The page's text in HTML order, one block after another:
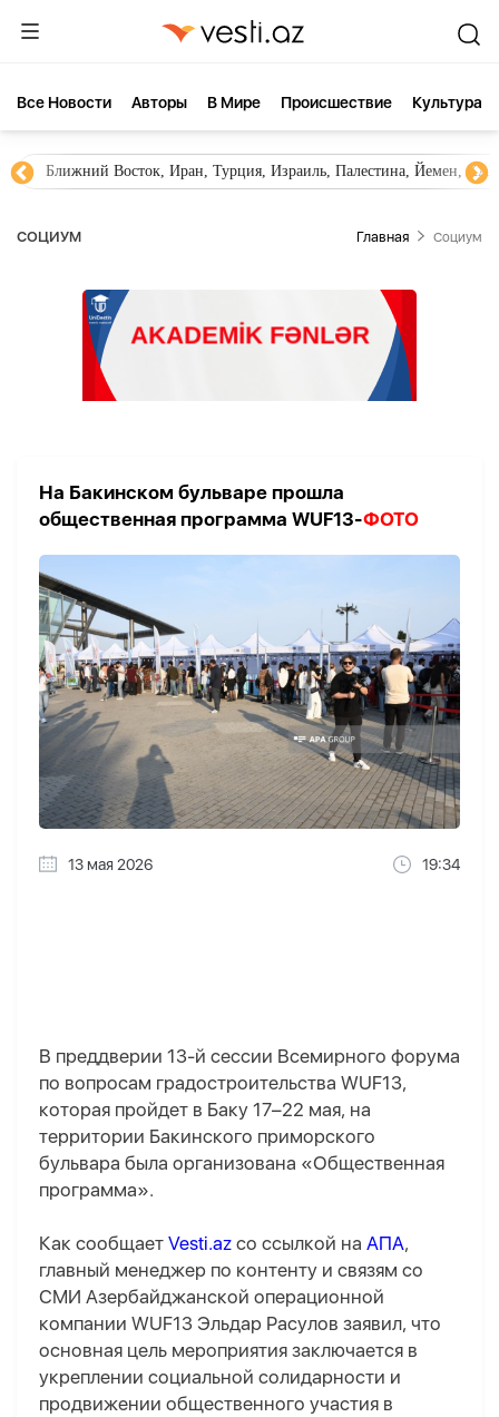
Все Новости Aвторы В Мире Происшествие Культура
Ближний Восток, Иран, Турция, Израиль, Палестина, Йемен,
СОЦИУМ Главная Социум
На Бакинском бульваре прошла
общественная программа WUF13-ФОТО
13 мая 2026 19:34
В преддверии 13-й сессии Всемирного форума
по вопросам градостроительства WUF13,
которая пройдет в Баку 17–22 мая, на
территории Бакинского приморского
бульвара была организована «Общественная
программа».
Как сообщает Vesti.az со ссылкой на АПА,
главный менеджер по контенту и связям со
СМИ Азербайджанской операционной
компании WUF13 Эльдар Расулов заявил, что
основная цель мероприятия заключается в
укреплении социальной солидарности и
продвижении общественного участия в